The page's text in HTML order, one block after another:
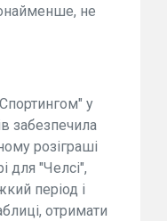
не
у
забезпечила
розіграші
для "Челсі",
період і
отримати